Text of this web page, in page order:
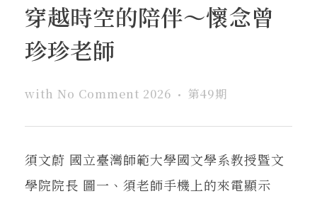
穿越時空的陪伴～懷念曾
珍珍老師
with No Comment 2026 第49期
須文蔚 國立臺灣師範大學國文學系教授暨文
學院院長 圖一、須老師手機上的來電顯示